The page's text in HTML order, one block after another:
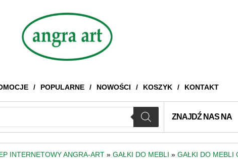
POPULARNE NOWOŚCI KOSZYK KONTAKT
ZNAJDŹ NAS NA
INTERNETOWY ANGRA-ART » GAŁKI DO MEBLI » GAŁKI DO MEBLI